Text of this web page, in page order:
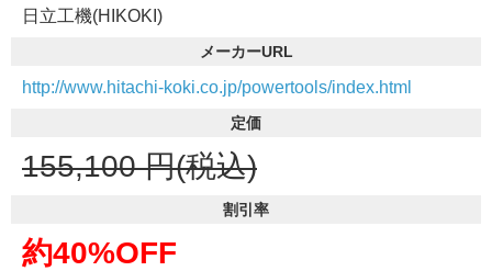
日立工機(HIKOKI)
メーカーURL
http://www.hitachi-koki.co.jp/powertools/index.html
定価
155,100 円(税込)
割引率
約40%OFF